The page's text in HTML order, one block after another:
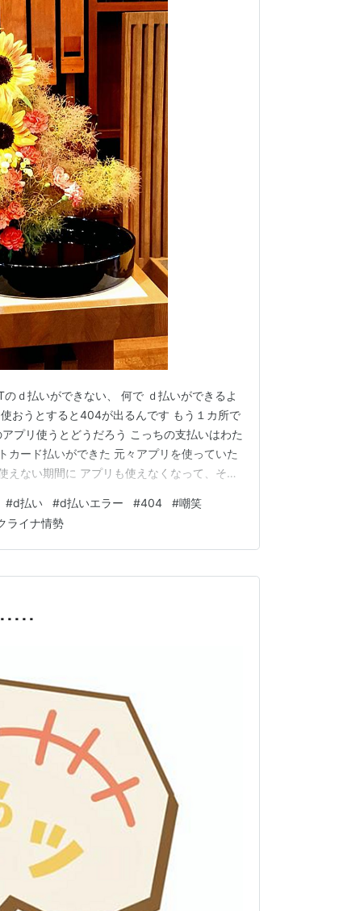
ｄ払いができない、 何で ｄ払いができるよ
おうとすると404が出るんです もう１カ所で
プリ使うとどうだろう こっちの支払いはわた
カード払いができた 元々アプリを使っていた
えない期間に アプリも使えなくなって、その
は 時々クレジットカード支払いがうま…
#d払い #d払いエラー #404 #嘲笑
ライナ情勢
･･･